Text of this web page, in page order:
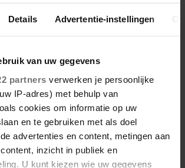
Details Advertentie-instellingen
van uw gegevens
partners verwerken je persoonlijke
IP-adres) met behulp van
cookies om informatie op uw
en te gebruiken met als doel
advertenties en content, metingen aan
inzicht in publiek en
U kunt kiezen wie uw gegevens